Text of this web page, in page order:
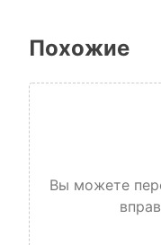
Похожие
Вы можете